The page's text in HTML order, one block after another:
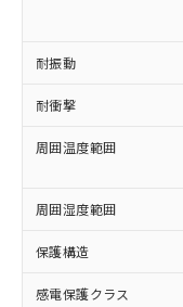
耐振動
耐衝撃
周囲温度範囲
周囲湿度範囲
保護構造
感電保護クラス
在庫
記載
タに
覧さ
準価
正式
様の
ムロ
オム
鉛(Pb)
類(PBB)
(PBDE)
ル) (DEHP)(別名
ルベンジル（
（DBP）
但し、RoHS指
図的な使用がな
*中国RoHS10
Pb(鉛)
Cr(Ⅵ)(六価クロ
ニル類) :
ル類) : 1000ppm、
DBP(フタル酸
イソブチル) :
DEHP(フタル酸
（以
また
国政
可)を
当社
全に
いよ
当社
ル、
武器
当社は